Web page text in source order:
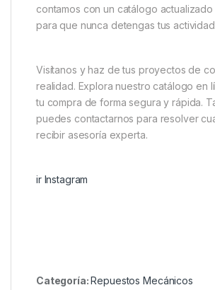
contamos con un catálogo
para que nunca detengas tus
Visítanos y haz de tus proyectos de
realidad. Explora nuestro catálogo en
tu compra de forma segura y rápida.
puedes contactarnos para resolver
recibir asesoría experta.
ir Instagram
Categoría:Repuestos Mecánicos